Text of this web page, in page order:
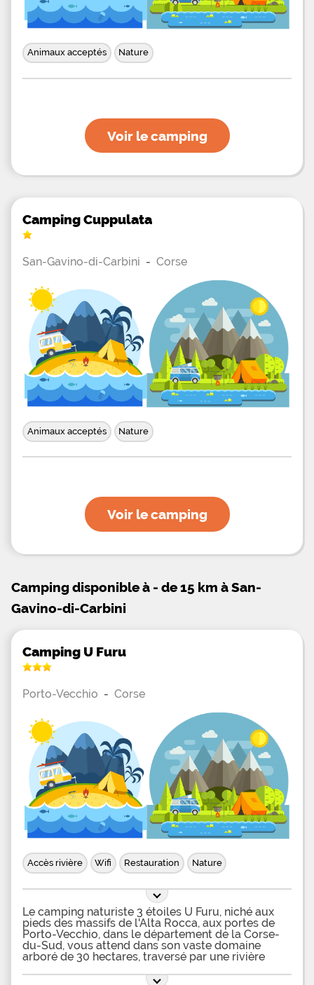
Animaux acceptés Nature
Voir le camping
Camping Cuppulata
San-Gavino-di-Carbini - Corse
Animaux acceptés Nature
Voir le camping
Camping disponible à - de 15 km à San-
Gavino-di-Carbini
Camping U Furu
Porto-Vecchio - Corse
Accès rivière Wifi Restauration Nature
Le camping naturiste 3 étoiles U Furu, niché aux
pieds des massifs de l'Alta Rocca, aux portes de
Porto-Vecchio, dans le département de la Corse-
du-Sud, vous attend dans son vaste domaine
arboré de 30 hectares, traversé par une rivière
des premières plages dorées. Dans ce camping